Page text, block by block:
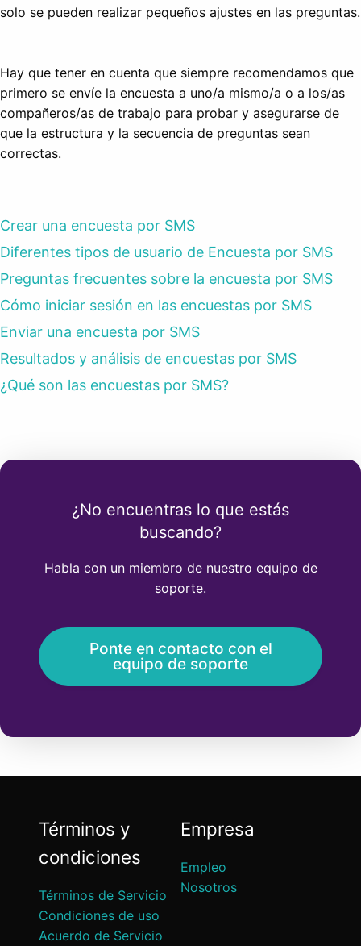
solo se pueden realizar pequeños ajustes en las preguntas.
Hay que tener en cuenta que siempre recomendamos que
primero se envíe la encuesta a uno/a mismo/a o a los/as
compañeros/as de trabajo para probar y asegurarse de
que la estructura y la secuencia de preguntas sean
correctas.
Crear una encuesta por SMS
Diferentes tipos de usuario de Encuesta por SMS
Preguntas frecuentes sobre la encuesta por SMS
Cómo iniciar sesión en las encuestas por SMS
Enviar una encuesta por SMS
Resultados y análisis de encuestas por SMS
¿Qué son las encuestas por SMS?
¿No encuentras lo que estás
buscando?
Habla con un miembro de nuestro equipo de
soporte.
Ponte en contacto con el
equipo de soporte
Términos y
condiciones
Términos de Servicio
Condiciones de uso
Acuerdo de Servicio
Empresa
Empleo
Nosotros